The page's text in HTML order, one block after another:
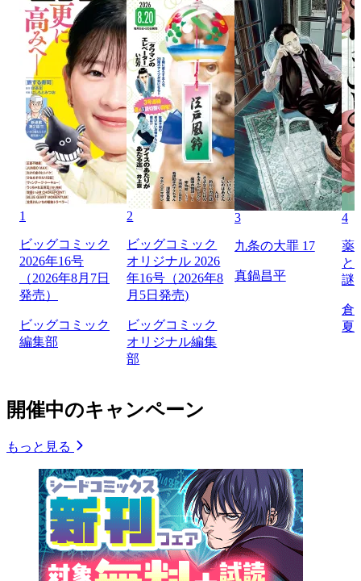
1
ビッグコミック
2026年16号
（2026年8月7日
発売）
ビッグコミック
編集部
2
ビッグコミック
オリジナル 2026
年16号（2026年8
月5日発売)
ビッグコミック
オリジナル編集
部
3
九条の大罪 17
真鍋昌平
4
薬
と
謎
倉
夏
開催中のキャンペーン
もっと見る